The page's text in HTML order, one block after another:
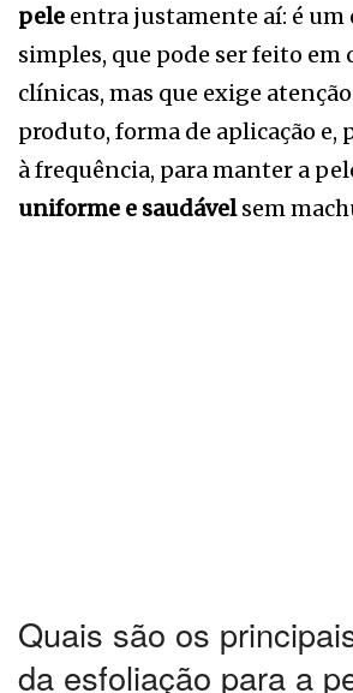
pele entra justamente aí: é um
simples, que pode ser feito em
clínicas, mas que exige
produto, forma de aplicação
à frequência, para manter a
uniforme e saudávelsem
Quais são os
da esfoliação para a